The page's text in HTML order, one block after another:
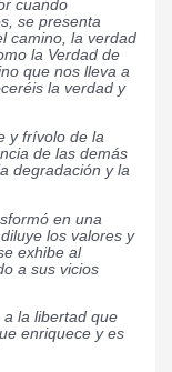
cuando
se presenta
camino, la verdad
la Verdad de
que nos lleva a
la verdad y
y frívolo de la
de las demás
degradación y la
en una
los valores y
exhibe al
a sus vicios
la libertad que
enriquece y es